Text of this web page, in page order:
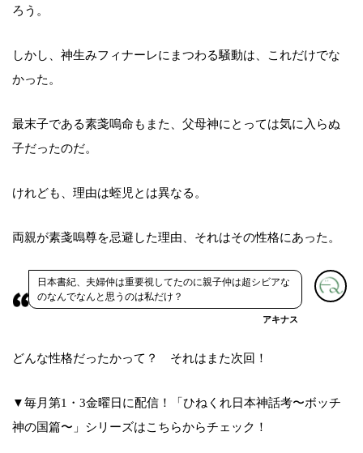
ろう。
しかし、神生みフィナーレにまつわる騒動は、これだけでな
かった。
最末子である素戔嗚命もまた、父母神にとっては気に入らぬ
子だったのだ。
けれども、理由は蛭児とは異なる。
両親が素戔嗚尊を忌避した理由、それはその性格にあった。
日本書紀、夫婦仲は重要視してたのに親子仲は超シビアな
のなんでなんと思うのは私だけ？
アキナス
どんな性格だったかって？ それはまた次回！
▼毎月第1・3金曜日に配信！「ひねくれ日本神話考〜ボッチ
神の国篇〜」シリーズはこちらからチェック！